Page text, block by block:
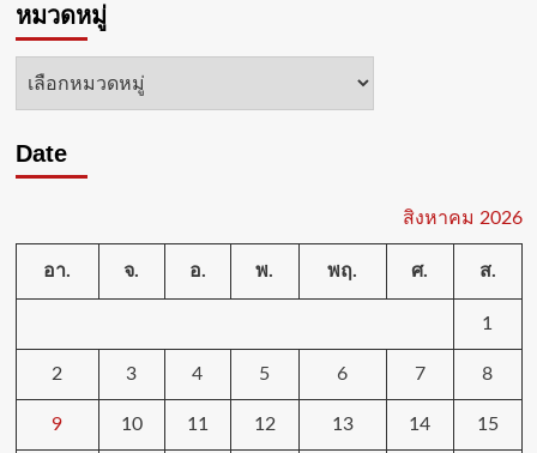
หมวดหมู่
หมวด
Date
สิงหาคม 2026
อา. จ. อ. พ. พฤ. ศ. ส.
1
2 3 4 5 6 7 8
9 10 11 12 13 14 15